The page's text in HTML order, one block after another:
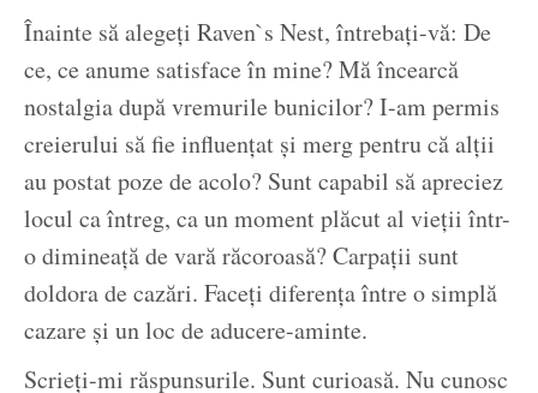
Înainte să alegeți Raven`s Nest, întrebați-vă: De
ce, ce anume satisface în mine? Mă încearcă
nostalgia după vremurile bunicilor? I-am permis
creierului să fie influențat și merg pentru că alții
au postat poze de acolo? Sunt capabil să apreciez
locul ca întreg, ca un moment plăcut al vieții într-
o dimineață de vară răcoroasă? Carpații sunt
doldora de cazări. Faceți diferența între o simplă
cazare și un loc de aducere-aminte.
Scrieți-mi răspunsurile. Sunt curioasă. Nu cunosc